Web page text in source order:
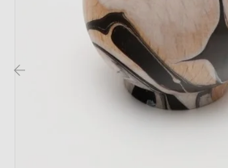
les commodes, armoires de bureau
être installée verticalement ou
Découvrez notre collection de
meubles chroméssur notre boutique